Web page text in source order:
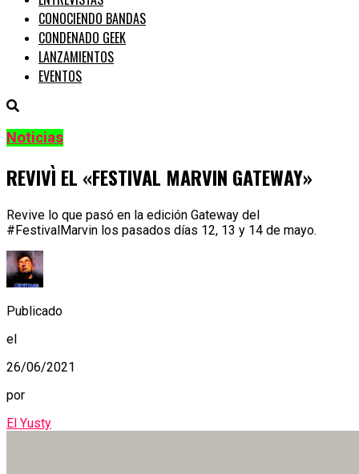
CONOCIENDO BANDAS
CONDENADO GEEK
LANZAMIENTOS
EVENTOS
Noticias
REVIVÌ EL «FESTIVAL MARVIN GATEWAY»
Revive lo que pasó en la edición Gateway del
#FestivalMarvin los pasados días 12, 13 y 14 de mayo.
Publicado
el
26/06/2021
por
El Yusty